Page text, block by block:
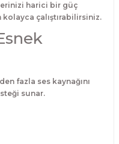
harici bir güç
çalıştırabilirsiniz.
fazla ses kaynağını
sunar.